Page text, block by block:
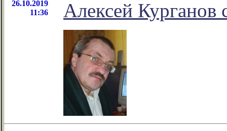
26.10.2019
11:36
Алексей Курганов